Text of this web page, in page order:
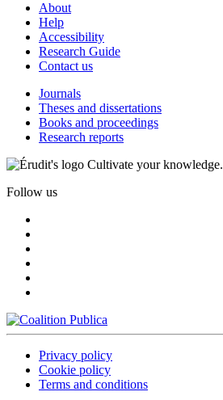
About
Help
Accessibility
Research Guide
Contact us
Journals
Theses and dissertations
Books and proceedings
Research reports
Cultivate your knowledge.
Follow us
Privacy policy
Cookie policy
Terms and conditions